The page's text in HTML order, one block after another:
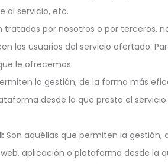
al servicio, etc.
tratadas por nosotros o por terceros,
los usuarios del servicio ofertado.
le ofrecemos.
la gestión, de la forma más
desde la que presta el
Son aquéllas que permiten la gestión,
aplicación o plataforma desde la